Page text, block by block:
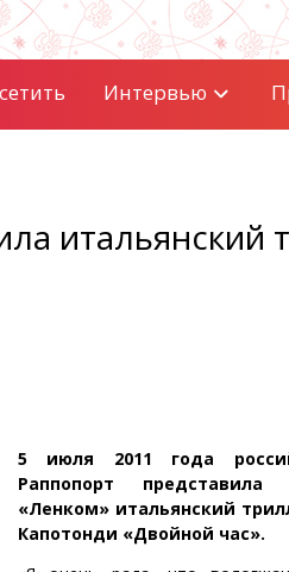
Интервью
итальянский
5 июля 2011 года
Раппопорт представила
«Ленком» итальянский
Капотонди «Двойной час».